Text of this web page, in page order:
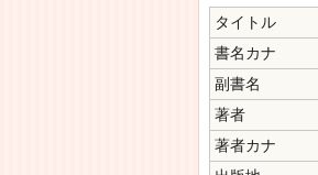
タイトル
書名カナ
副書名
著者
著者カナ